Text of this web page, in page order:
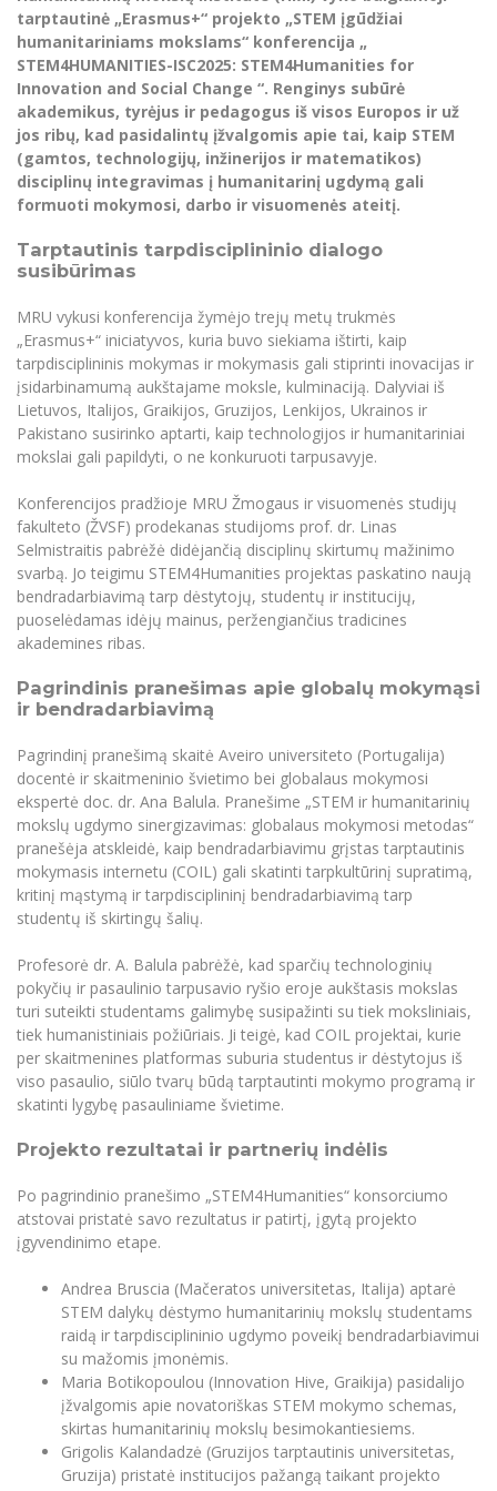
Universiteto teatras
MRU pop vokalinis ansamblis (vadovas Artūras
Novikas)
MRU merginų choras
Neformaliuoju ir (ar) savišvietos būdu įgytų
kompetencijų vertinimas ir pripažinimas
Studijų organizavimas
Erasmus+ mobilumas praktikoms (SMP)
Kitos galimybės
Partnerystės
Azijos centras
Vilniaus Karaliaus Sedžiongo institutas
Frankofoniškų šalių studijų centras
Emocinė gerovė
Mokslo laboratorijos
Žmogaus, aplinkos ir technologijų (HET)
Doktorantūra
Projektai
Akademinė leidyba
Mokymų LAB
Kasmetiniai mokslo renginiai
Veiklos dokumentai
Akademinė etika
Darbas MRU
Universiteto simbolika
Atributika
Naujienos
Tarptautiškumas
Studentams
Studentams
Darbuotojams
Azijos centras
Vilniaus Karaliaus Sedžiongo institutas
Frankofoniškų šalių studijų centras
Darbuotojams
Partnerystės
Vilniaus Karaliaus Sedžiongo institutas
Frankofoniškų šalių studijų centras
Darnus vystymasis
Privatumo politika
Negalia ir individualieji poreikiai
Viešai skelbiama informacija
Parama Ukrainai
Civilinė sauga
Korupcijos prevencija
Sūduvos akademija
Tinklalaidės
Bakalauro studijos
Magistrantūros studijos
Vadovų MBA
Švietimo ir kultūros vadovų MPA
Teisės LL.M.
Pedagogų rengimas
Profesinės bakalauro studijos
Personalo valdymo centras
Privačių interesų deklaravimas
Informacija naujiems darbuotojams
Studijų Moodle (studijų vykdymui)
Darbuotojų Moodle (kompetencijų tobulinimui)
Informacinė sistema "Studijos"
Darbuotojų elektroninis paštas
Daugiafaktorinė autentifikacija universiteto
darbuotojams (MFA)
Mokslininkų profiliai "CRIS"
Darbuotojų kvalifikacijos kėlimas
MRU norminių teisės aktų duomenų bazė
Intranetas
eDVS
Microsoft Office 365
MRU mobilios programėlės
Pagalbos sistema
Profesinė sąjunga
tarptautinė „Erasmus+“ projekto „STEM įgūdžiai
humanitariniams mokslams“ konferencija „
STEM4HUMANITIES-ISC2025: STEM4Humanities for
Innovation and Social Change “. Renginys subūrė
akademikus, tyrėjus ir pedagogus iš visos Europos ir už
jos ribų, kad pasidalintų įžvalgomis apie tai, kaip STEM
(gamtos, technologijų, inžinerijos ir matematikos)
disciplinų integravimas į humanitarinį ugdymą gali
formuoti mokymosi, darbo ir visuomenės ateitį.
Tarptautinis tarpdisciplininio dialogo
susibūrimas
MRU vykusi konferencija žymėjo trejų metų trukmės
„Erasmus+“ iniciatyvos, kuria buvo siekiama ištirti, kaip
tarpdisciplininis mokymas ir mokymasis gali stiprinti inovacijas ir
įsidarbinamumą aukštajame moksle, kulminaciją. Dalyviai iš
Lietuvos, Italijos, Graikijos, Gruzijos, Lenkijos, Ukrainos ir
Pakistano susirinko aptarti, kaip technologijos ir humanitariniai
mokslai gali papildyti, o ne konkuruoti tarpusavyje.
Konferencijos pradžioje MRU Žmogaus ir visuomenės studijų
fakulteto (ŽVSF) prodekanas studijoms prof. dr. Linas
Selmistraitis pabrėžė didėjančią disciplinų skirtumų mažinimo
svarbą. Jo teigimu STEM4Humanities projektas paskatino naują
bendradarbiavimą tarp dėstytojų, studentų ir institucijų,
puoselėdamas idėjų mainus, peržengiančius tradicines
akademines ribas.
Pagrindinis pranešimas apie globalų mokymąsi
ir bendradarbiavimą
Pagrindinį pranešimą skaitė Aveiro universiteto (Portugalija)
docentė ir skaitmeninio švietimo bei globalaus mokymosi
ekspertė doc. dr. Ana Balula. Pranešime „STEM ir humanitarinių
mokslų ugdymo sinergizavimas: globalaus mokymosi metodas“
pranešėja atskleidė, kaip bendradarbiavimu grįstas tarptautinis
mokymasis internetu (COIL) gali skatinti tarpkultūrinį supratimą,
kritinį mąstymą ir tarpdisciplininį bendradarbiavimą tarp
studentų iš skirtingų šalių.
Profesorė dr. A. Balula pabrėžė, kad sparčių technologinių
pokyčių ir pasaulinio tarpusavio ryšio eroje aukštasis mokslas
turi suteikti studentams galimybę susipažinti su tiek moksliniais,
tiek humanistiniais požiūriais. Ji teigė, kad COIL projektai, kurie
per skaitmenines platformas suburia studentus ir dėstytojus iš
viso pasaulio, siūlo tvarų būdą tarptautinti mokymo programą ir
skatinti lygybę pasauliniame švietime.
Projekto rezultatai ir partnerių indėlis
Po pagrindinio pranešimo „STEM4Humanities“ konsorciumo
atstovai pristatė savo rezultatus ir patirtį, įgytą projekto
įgyvendinimo etape.
Andrea Bruscia (Mačeratos universitetas, Italija) aptarė
STEM dalykų dėstymo humanitarinių mokslų studentams
raidą ir tarpdisciplininio ugdymo poveikį bendradarbiavimui
su mažomis įmonėmis.
Maria Botikopoulou (Innovation Hive, Graikija) pasidalijo
įžvalgomis apie novatoriškas STEM mokymo schemas,
skirtas humanitarinių mokslų besimokantiesiems.
Grigolis Kalandadzė (Gruzijos tarptautinis universitetas,
Gruzija) pristatė institucijos pažangą taikant projekto